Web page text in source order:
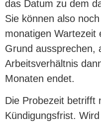
das Datum zu dem
Sie können also
monatigen Wartezeit
Grund aussprechen,
Arbeitsverhältnis
Monaten endet.
Die Probezeit betrifft
Kündigungsfrist.